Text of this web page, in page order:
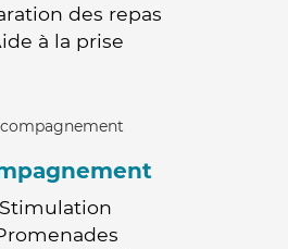
des repas
à la prise
Stimulation